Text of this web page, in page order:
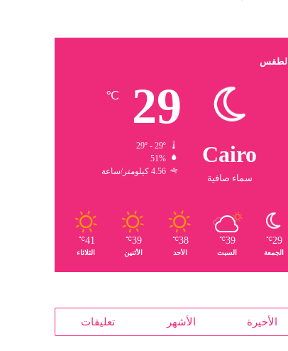
الطقس
Cairo
سماء صافية
29
℃
51%
4.56 كيلومتر/ساعة
29
℃
الجمعة
39
℃
السبت
38
℃
الأحد
39
℃
الأثنين
41
℃
الثلاثاء
الأخيرة الأشهر تعليقات